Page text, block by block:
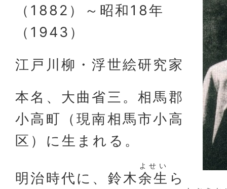
（1882）～昭和18年
（1943）
江戸川柳・浮世絵研究家
本名、大曲省三。相馬郡
小高町（現南相馬市小高
区）に生まれる。
明治時代に、鈴木余生
よせい
ら